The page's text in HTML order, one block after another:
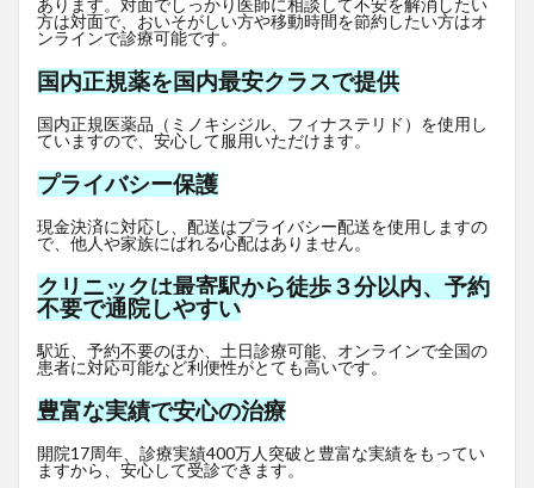
あります。対面でしっかり医師に相談して不安を解消したい
方は対面で、おいそがしい方や移動時間を節約したい方はオ
ンラインで診療可能です。
国内正規薬を国内最安クラスで提供
国内正規医薬品（ミノキシジル、フィナステリド）を使用し
ていますので、安心して服用いただけます。
プライバシー保護
現金決済に対応し、配送はプライバシー配送を使用しますの
で、他人や家族にばれる心配はありません。
クリニックは最寄駅から徒歩３分以内、予約
不要で通院しやすい
駅近、予約不要のほか、土日診療可能、オンラインで全国の
患者に対応可能など利便性がとても高いです。
豊富な実績で安心の治療
開院17周年、診療実績400万人突破と豊富な実績をもってい
ますから、安心して受診できます。